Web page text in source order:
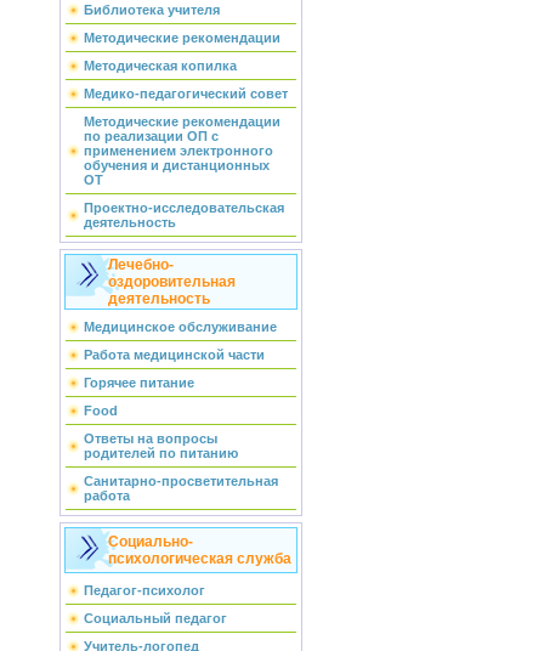
Библиотека учителя
Методические рекомендации
Методическая копилка
Медико-педагогический совет
Методические рекомендации
по реализации ОП с
применением электронного
обучения и дистанционных
ОТ
Проектно-исследовательская
деятельность
Лечебно-
оздоровительная
деятельность
Медицинское обслуживание
Работа медицинской части
Горячее питание
Food
Ответы на вопросы
родителей по питанию
Санитарно-просветительная
работа
Социально-
психологическая служба
Педагог-психолог
Социальный педагог
Учитель-логопед